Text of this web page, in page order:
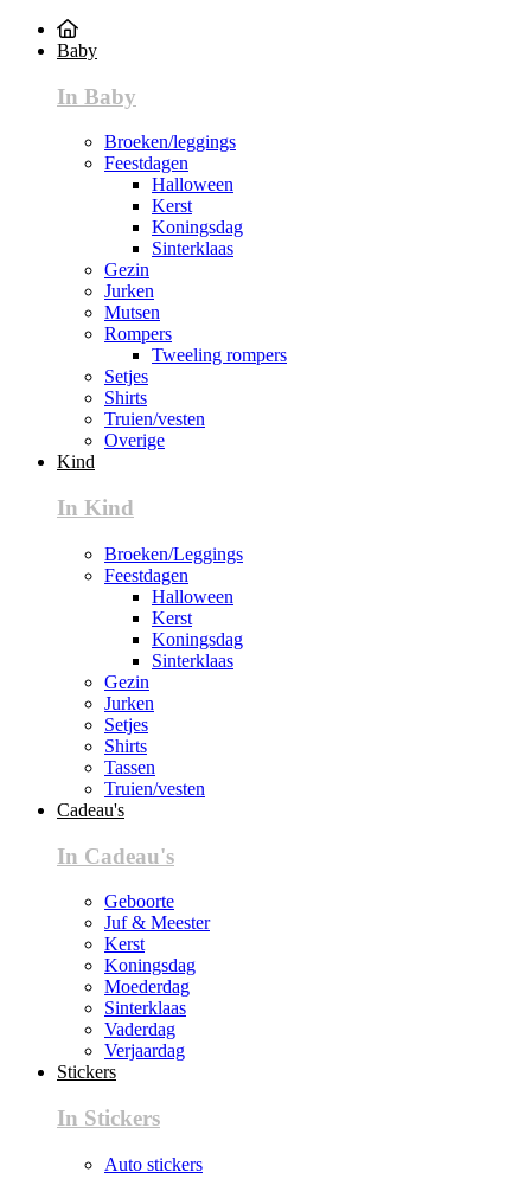
Baby
In Baby
Broeken/leggings
Feestdagen
Halloween
Kerst
Koningsdag
Sinterklaas
Gezin
Jurken
Mutsen
Rompers
Tweeling rompers
Setjes
Shirts
Truien/vesten
Overige
Kind
In Kind
Broeken/Leggings
Feestdagen
Halloween
Kerst
Koningsdag
Sinterklaas
Gezin
Jurken
Setjes
Shirts
Tassen
Truien/vesten
Cadeau's
In Cadeau's
Geboorte
Juf & Meester
Kerst
Koningsdag
Moederdag
Sinterklaas
Vaderdag
Verjaardag
Stickers
In Stickers
Auto stickers